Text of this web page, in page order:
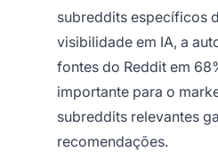
subreddits específicos
visibilidade em IA, a
fontes do Reddit em
importante para o
subreddits relevantes
recomendações.